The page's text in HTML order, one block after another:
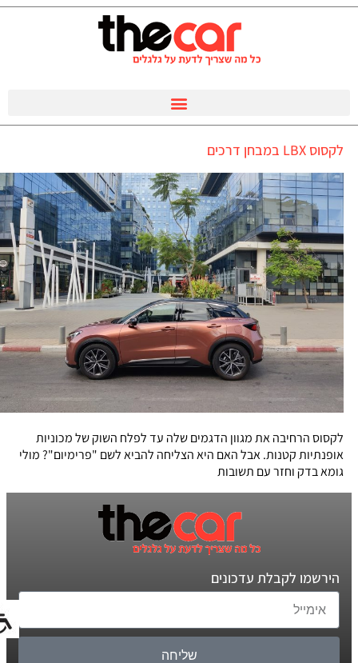
לקסוס LBX במבחן דרכים
לקסוס הרחיבה את מגוון הדגמים שלה עד לפלח השוק של מכוניות
אופנתיות קטנות. אבל האם היא הצליחה להביא לשם "פרימיום"? מולי
גומא בדק וחזר עם תשובות
הירשמו לקבלת עדכונים
שליחה